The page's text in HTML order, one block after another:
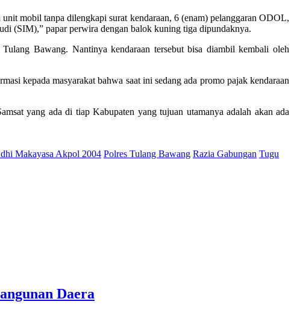
mobil tanpa dilengkapi surat kendaraan, 6 (enam) pelanggaran ODOL,
(SIM),” papar perwira dengan balok kuning tiga dipundaknya.
Bawang. Nantinya kendaraan tersebut bisa diambil kembali oleh
kepada masyarakat bahwa saat ini sedang ada promo pajak kendaraan
yang ada di tiap Kabupaten yang tujuan utamanya adalah akan ada
Makayasa Akpol 2004 Polres Tulang Bawang Razia Gabungan Tugu
Daera